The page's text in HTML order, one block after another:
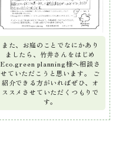
また、お庭のことでなにかあり
ましたら、竹井さんをはじめ
Eco.green planning様へ相談さ
せていただこうと思います。 ご
紹介できる方がいればぜひ、オ
ススメさせていただくつもりで
す。